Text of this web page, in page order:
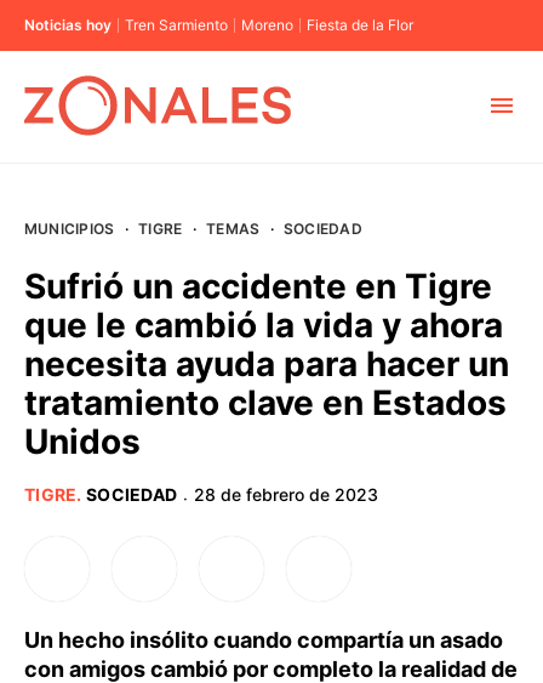
Noticias hoy Tren Sarmiento Moreno Fiesta de la Flor
BUENOS AIRES
PROVINCIAS
MUNICIPIOS · TIGRE · TEMAS · SOCIEDAD
Sufrió un accidente en Tigre
que le cambió la vida y ahora
necesita ayuda para hacer un
tratamiento clave en Estados
Unidos
TIGRE. SOCIEDAD · 28 de febrero de 2023
Un hecho insólito cuando compartía un asado
con amigos cambió por completo la realidad de